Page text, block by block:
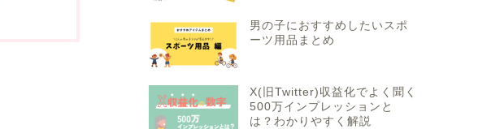
男の子におすすめしたいスポ
ーツ用品まとめ
X(旧Twitter)収益化でよく聞く
500万インプレッションと
は？わかりやすく解説